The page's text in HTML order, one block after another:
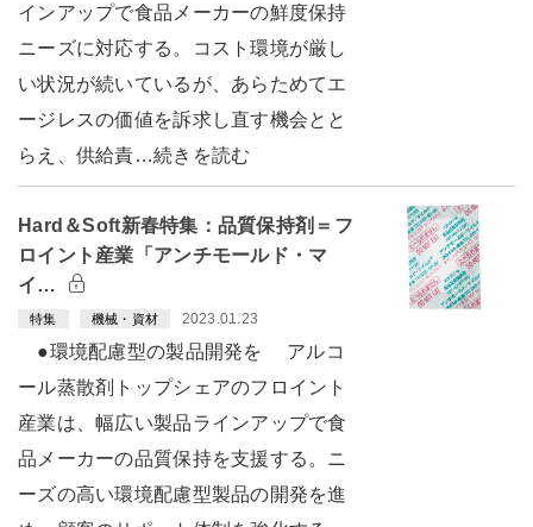
インアップで食品メーカーの鮮度保持
ニーズに対応する。コスト環境が厳し
い状況が続いているが、あらためてエ
ージレスの価値を訴求し直す機会とと
らえ、供給責…続きを読む
Hard＆Soft新春特集：品質保持剤＝フ
ロイント産業「アンチモールド・マ
イ…
特集 機械・資材 2023.01.23
●環境配慮型の製品開発を アルコ
ール蒸散剤トップシェアのフロイント
産業は、幅広い製品ラインアップで食
品メーカーの品質保持を支援する。ニ
ーズの高い環境配慮型製品の開発を進